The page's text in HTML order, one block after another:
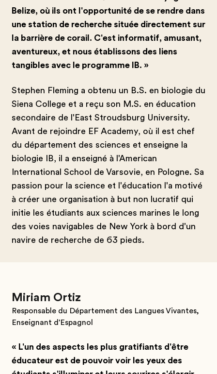
Belize, où ils ont l'opportunité de se rendre dans
une station de recherche située directement sur
la barrière de corail. C'est informatif, amusant,
aventureux, et nous établissons des liens
tangibles avec le programme IB. »
Stephen Fleming a obtenu un B.S. en biologie du
Siena College et a reçu son M.S. en éducation
secondaire de l'East Stroudsburg University.
Avant de rejoindre EF Academy, où il est chef
du département des sciences et enseigne la
biologie IB, il a enseigné à l'American
International School de Varsovie, en Pologne. Sa
passion pour la science et l'éducation l'a motivé
à créer une organisation à but non lucratif qui
initie les étudiants aux sciences marines le long
des voies navigables de New York à bord d'un
navire de recherche de 63 pieds.
Miriam Ortiz
Responsable du Département des Langues Vivantes,
Enseignant d'Espagnol
« L'un des aspects les plus gratifiants d'être
éducateur est de pouvoir voir les yeux des